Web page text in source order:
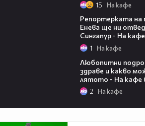
15 На кафе
Репортерката на
Енева ще ни
Сингапур - На
1 На кафе
Любопитни
здраве и какво
лятото - На кафе
2 На кафе